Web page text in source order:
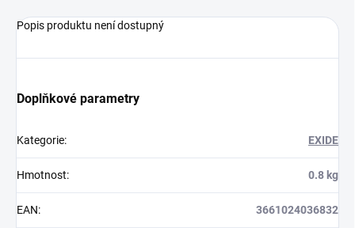
Popis produktu není dostupný
Doplňkové parametry
Kategorie: EXIDE
Hmotnost: 0.8 kg
EAN: 3661024036832